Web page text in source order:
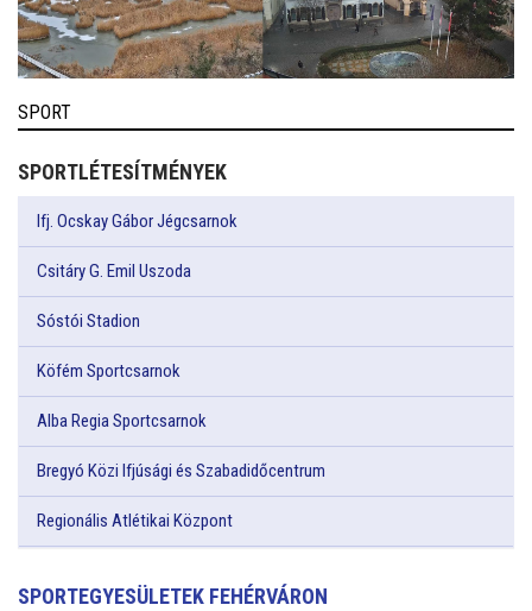
SPORT
SPORTLÉTESÍTMÉNYEK
Ifj. Ocskay Gábor Jégcsarnok
Csitáry G. Emil Uszoda
Sóstói Stadion
Köfém Sportcsarnok
Alba Regia Sportcsarnok
Bregyó Közi Ifjúsági és Szabadidőcentrum
Regionális Atlétikai Központ
SPORTEGYESÜLETEK FEHÉRVÁRON